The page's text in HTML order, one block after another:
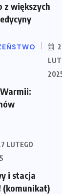
z większych
LUTEGO
i stacja
(komunikat)